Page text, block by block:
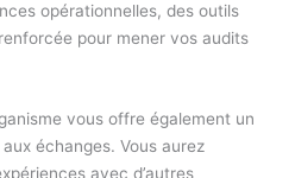
opérationnelles, des outils
pour mener vos audits
vous offre également un
échanges. Vous aurez
avec d’autres